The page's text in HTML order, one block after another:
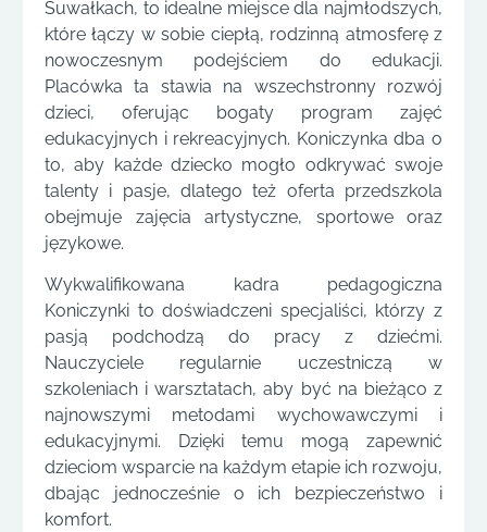
Suwałkach, to idealne miejsce dla najmłodszych,
które łączy w sobie ciepłą, rodzinną atmosferę z
nowoczesnym podejściem do edukacji.
Placówka ta stawia na wszechstronny rozwój
dzieci, oferując bogaty program zajęć
edukacyjnych i rekreacyjnych. Koniczynka dba o
to, aby każde dziecko mogło odkrywać swoje
talenty i pasje, dlatego też oferta przedszkola
obejmuje zajęcia artystyczne, sportowe oraz
językowe.
Wykwalifikowana kadra pedagogiczna
Koniczynki to doświadczeni specjaliści, którzy z
pasją podchodzą do pracy z dziećmi.
Nauczyciele regularnie uczestniczą w
szkoleniach i warsztatach, aby być na bieżąco z
najnowszymi metodami wychowawczymi i
edukacyjnymi. Dzięki temu mogą zapewnić
dzieciom wsparcie na każdym etapie ich rozwoju,
dbając jednocześnie o ich bezpieczeństwo i
komfort.